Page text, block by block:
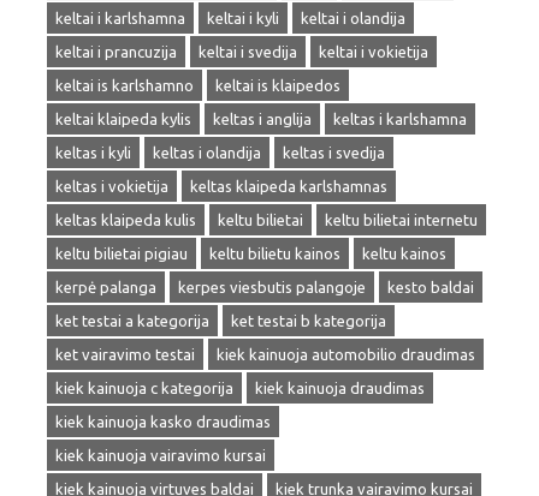
keltai i karlshamna
keltai i kyli
keltai i olandija
keltai i prancuzija
keltai i svedija
keltai i vokietija
keltai is karlshamno
keltai is klaipedos
keltai klaipeda kylis
keltas i anglija
keltas i karlshamna
keltas i kyli
keltas i olandija
keltas i svedija
keltas i vokietija
keltas klaipeda karlshamnas
keltas klaipeda kulis
keltu bilietai
keltu bilietai internetu
keltu bilietai pigiau
keltu bilietu kainos
keltu kainos
kerpė palanga
kerpes viesbutis palangoje
kesto baldai
ket testai a kategorija
ket testai b kategorija
ket vairavimo testai
kiek kainuoja automobilio draudimas
kiek kainuoja c kategorija
kiek kainuoja draudimas
kiek kainuoja kasko draudimas
kiek kainuoja vairavimo kursai
kiek kainuoja virtuves baldai
kiek trunka vairavimo kursai